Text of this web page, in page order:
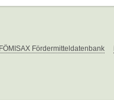
FÖMISAX Fördermitteldatenbank